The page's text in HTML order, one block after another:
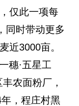
仅此一项每
同时带动更多
近3000亩。
穗·五星工
农面粉厂，
年，程庄村黑